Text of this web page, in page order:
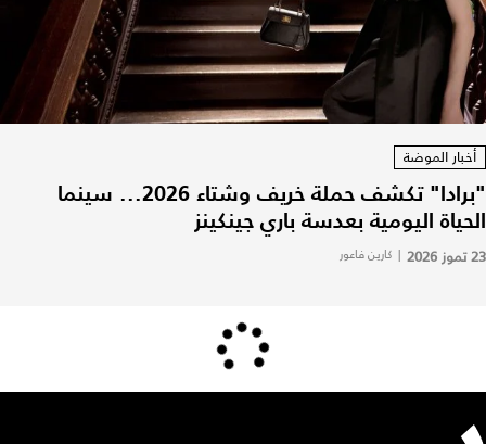
أخبار الموضة
"برادا" تكشف حملة خريف وشتاء 2026... سينما
الحياة اليومية بعدسة باري جينكينز
23 تموز 2026 | كارين فاعور